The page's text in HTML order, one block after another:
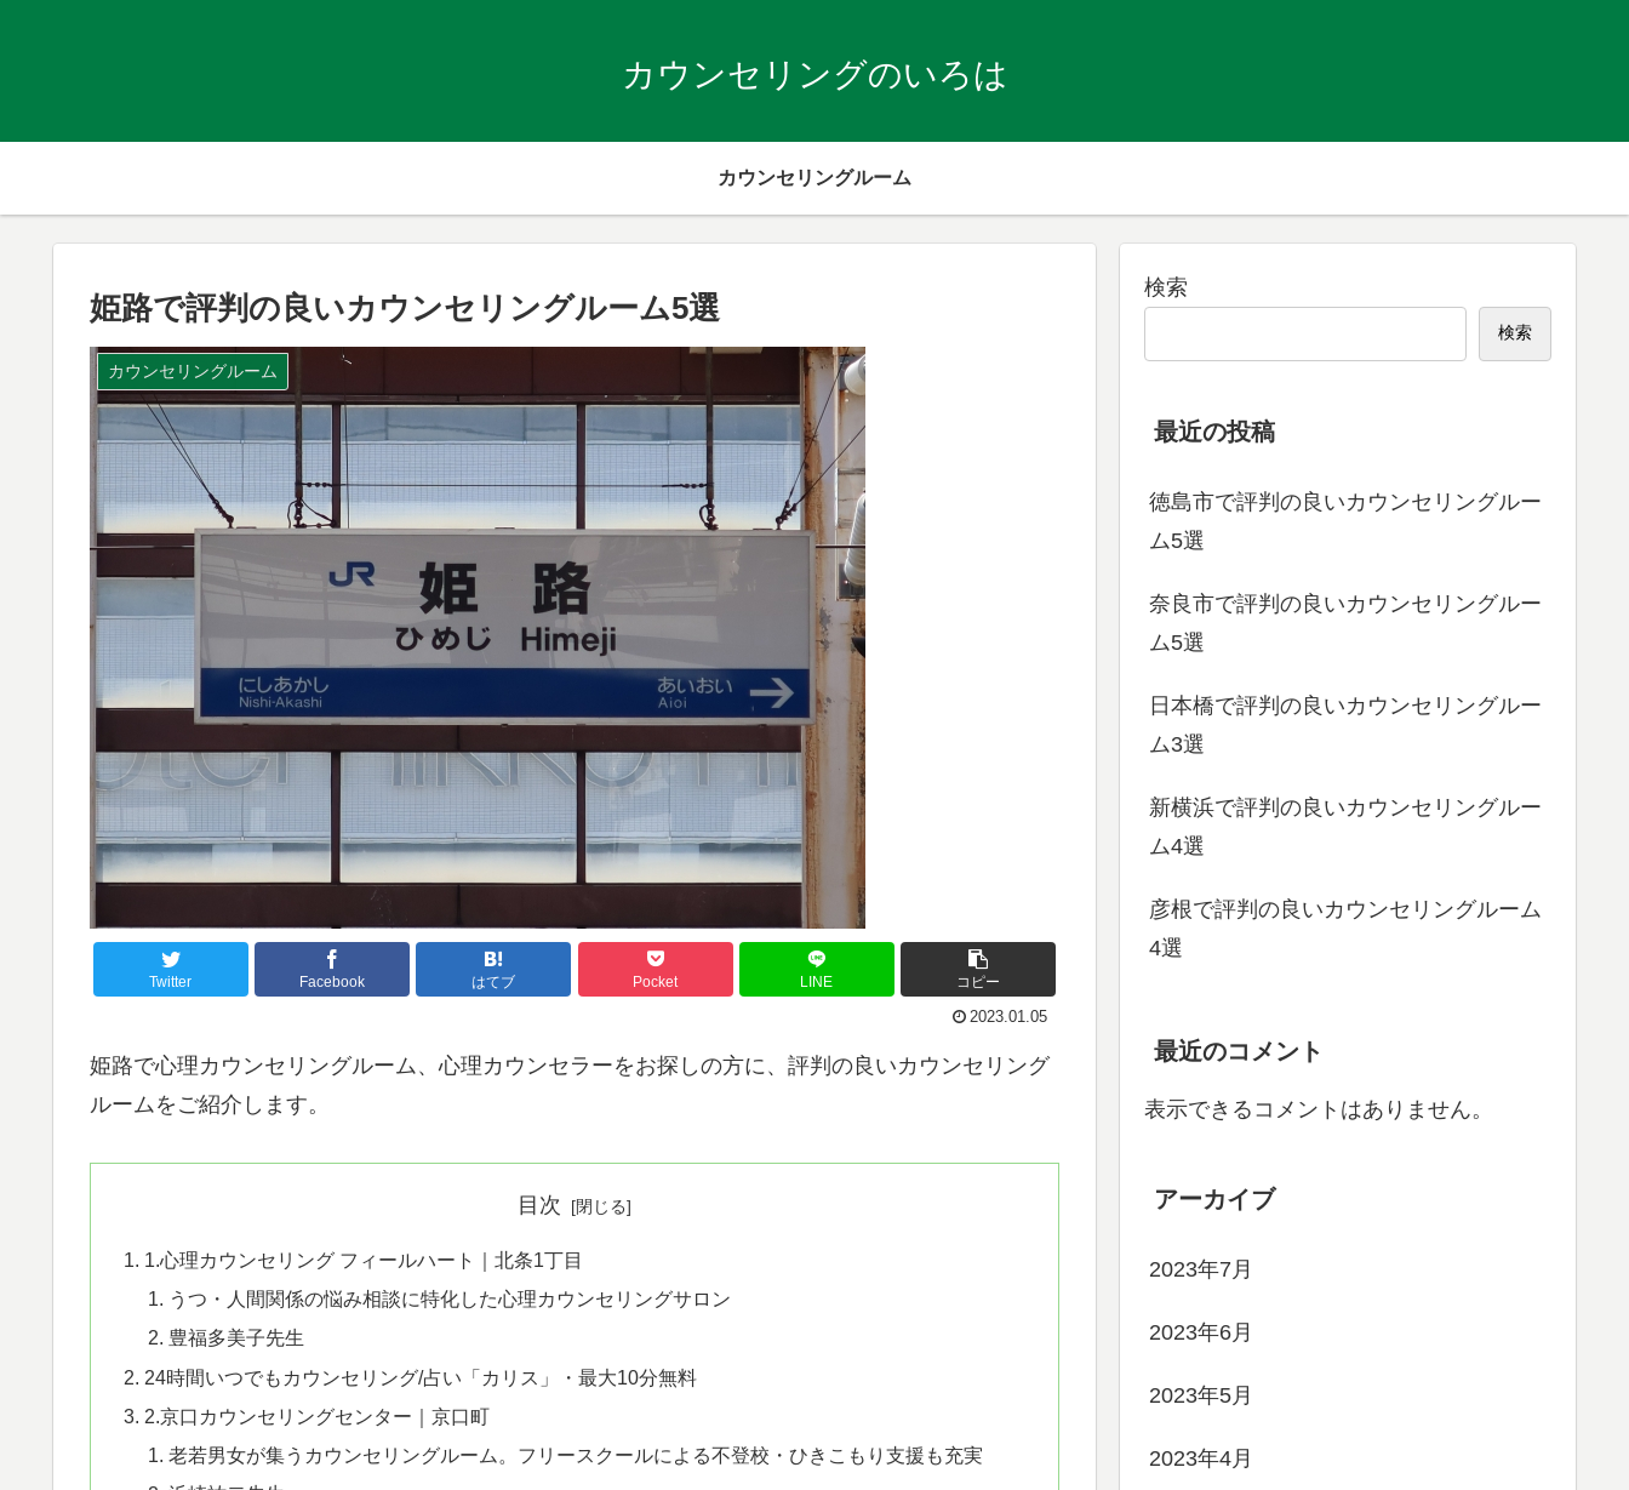
カウンセリングのいろは
カウンセリングルーム
姫路で評判の良いカウンセリングルーム5選
カウンセリングルーム
Twitter Facebook はてブ Pocket LINE コピー
2023.01.05
姫路で心理カウンセリングルーム、心理カウンセラーをお探しの方に、評判の良いカウンセリング
ルームをご紹介します。
目次
1.心理カウンセリング フィールハート｜北条1丁目
うつ・人間関係の悩み相談に特化した心理カウンセリングサロン
豊福多美子先生
24時間いつでもカウンセリング/占い「カリス」・最大10分無料
2.京口カウンセリングセンター｜京口町
老若男女が集うカウンセリングルーム。フリースクールによる不登校・ひきこもり支援も充実
検索
検索
最近の投稿
徳島市で評判の良いカウンセリングルー
ム5選
奈良市で評判の良いカウンセリングルー
ム5選
日本橋で評判の良いカウンセリングルー
ム3選
新横浜で評判の良いカウンセリングルー
ム4選
彦根で評判の良いカウンセリングルーム
4選
最近のコメント
表示できるコメントはありません。
アーカイブ
2023年7月
2023年6月
2023年5月
2023年4月